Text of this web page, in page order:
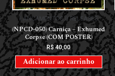
LANÇAMENTOS // RELEASES
(NPCD-050) Carniça – Exhumed
Corpse (COM POSTER)
R$40,00
Adicionar ao carrinho